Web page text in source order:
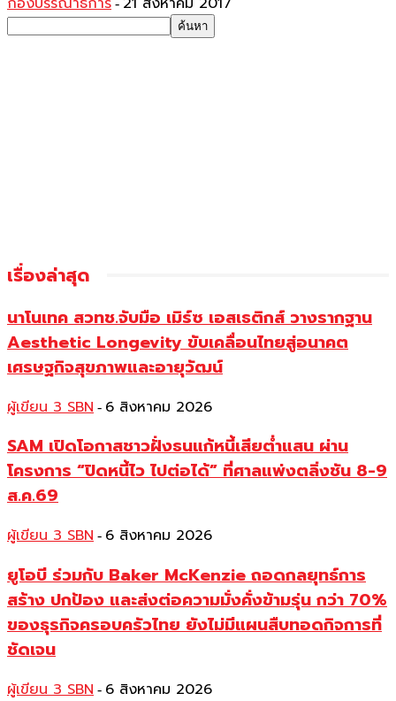
-
เรื่องล่าสุด
นาโนเทค สวทช.จับมือ เมิร์ซ เอสเธติกส์ วางรากฐาน
Aesthetic Longevity ขับเคลื่อนไทยสู่อนาคต
เศรษฐกิจสุขภาพและอายุวัฒน์
ผู้เขียน 3 SBN - 6 สิงหาคม 2026
SAM เปิดโอกาสชาวฝั่งธนแก้หนี้เสียต่ำแสน ผ่าน
โครงการ “ปิดหนี้ไว ไปต่อได้” ที่ศาลแพ่งตลิ่งชัน 8-9
ส.ค.69
ผู้เขียน 3 SBN - 6 สิงหาคม 2026
ยูโอบี ร่วมกับ Baker McKenzie ถอดกลยุทธ์การ
สร้าง ปกป้อง และส่งต่อความมั่งคั่งข้ามรุ่น กว่า 70%
ของธุรกิจครอบครัวไทย ยังไม่มีแผนสืบทอดกิจการที่
ชัดเจน
ผู้เขียน 3 SBN - 6 สิงหาคม 2026